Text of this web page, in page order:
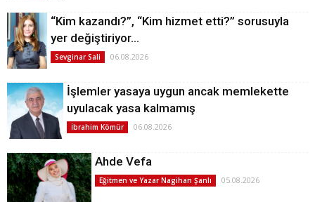
“Kim kazandı?”, “Kim hizmet etti?” sorusuyla
yer değiştiriyor…
Sevginar Sali 06.08.2026
İşlemler yasaya uygun ancak memlekette
uyulacak yasa kalmamış
İbrahim Kömür 06.08.2026
Ahde Vefa
Eğitmen ve Yazar Nagihan Şanlı 05.08.2026